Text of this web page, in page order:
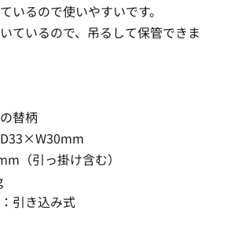
るので使いやすいです。
ているので、吊るして保管できま
替柄
（引っ掛け含む）
引き込み式